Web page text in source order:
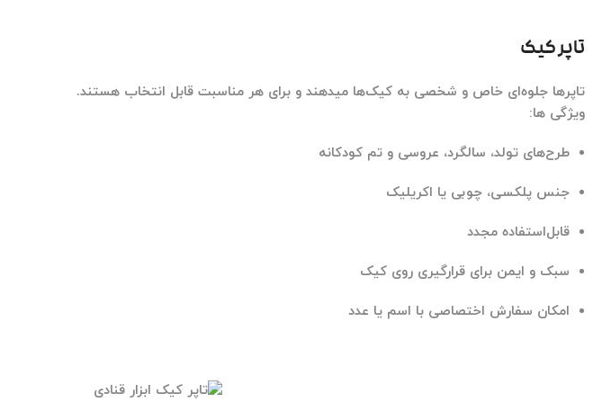
تاپر کیک
تاپرها جلوه‌ای خاص و شخصی به کیک‌ها میدهند و برای هر مناسبت قابل انتخاب هستند.
ویژگی ها:
طرح‌های تولد، سالگرد، عروسی و تم کودکانه
جنس پلکسی، چوبی یا اکریلیک
قابل‌استفاده مجدد
سبک و ایمن برای قرارگیری روی کیک
امکان سفارش اختصاصی با اسم یا عدد